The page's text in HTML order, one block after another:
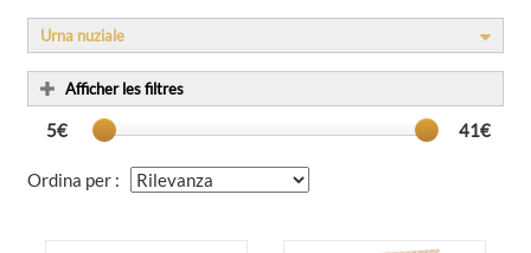
5€ 41€
Afficher les filtres
Urna nuziale
Ordina per :